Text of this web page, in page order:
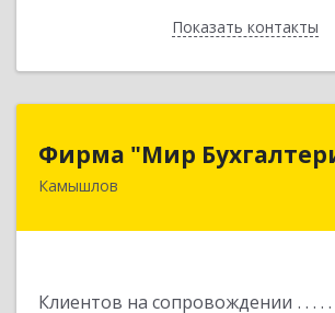
Показать контакты
Назад
Фирма "Мир
Камышлов
Клиентов на сопровождении
624860, Свердловская